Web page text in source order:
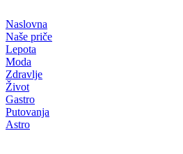
на
садржај
Naslovna
Naše priče
Lepota
Moda
Zdravlje
Život
Gastro
Putovanja
Astro